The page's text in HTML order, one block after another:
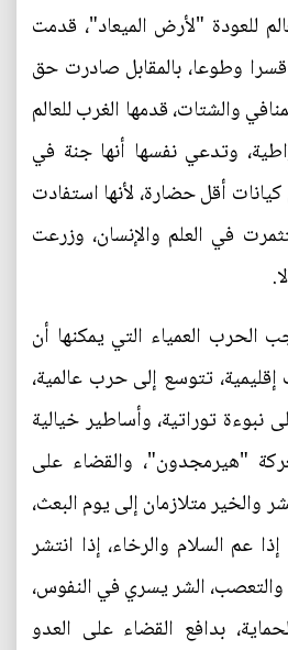
للعودة "لأرض الميعاد"، قدمت
وطوعا، بالمقابل صادرت حق
والشتات، قدمها الغرب للعالم
وتدعي نفسها أنها جنة في
أقل حضارة، لأنها استفادت
في العلم والإنسان، وزرعت
الحرب العمياء التي يمكنها أن
تتوسع إلى حرب عالمية،
نبوءة توراتية، وأساطير خيالية
"هيرمجدون"، والقضاء على
والخير متلازمان إلى يوم البعث،
عم السلام والرخاء، إذا انتشر
الشر يسري في النفوس،
بدافع القضاء على العدو